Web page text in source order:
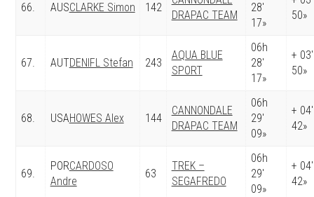
66. AUSCLARKE Simon 142
DRAPAC TEAM
28′
17»
50»
67. AUTDENIFL Stefan 243
AQUA BLUE
SPORT
06h
28′
17»
+ 03′
50»
68. USAHOWES Alex 144
CANNONDALE
DRAPAC TEAM
06h
29′
09»
+ 04′
42»
69.
PORCARDOSO
Andre
63
TREK –
SEGAFREDO
06h
29′
09»
+ 04′
42»